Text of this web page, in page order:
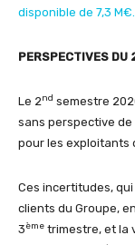
disponible de 7,3 M€.
PERSPECTIVES DU
Le 2nd semestre
sans perspective
pour les exploitants
Ces incertitudes,
clients du Groupe,
3ème trimestre, et la